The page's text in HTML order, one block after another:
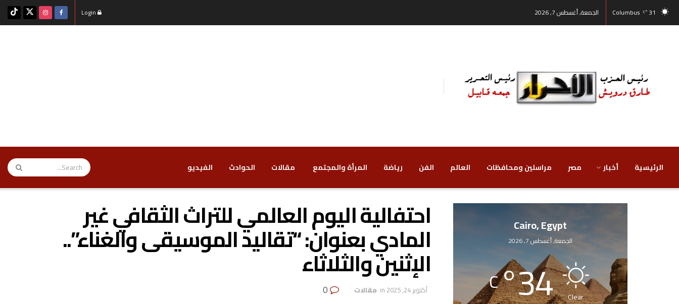
31
°C
Columbus الجمعة, أغسطس 7, 2026
الرئيسية أخبار مصر ‏مراسلين ومحافظات ‏العالم الفن رياضة ‏المرأة والمجتمع ‏ مقالات ‏الحوادث ‏الفيديو
احتفالية اليوم العالمي للتراث الثقافي غير
المادي بعنوان: “تقاليد الموسيقى والغناء”..
الإثنين والثلاثاء
أكتوبر 24, 2025 in ‏ مقالات
Cairo, Egypt
الجمعة, أغسطس 7, 2026
Clear
34
°
C